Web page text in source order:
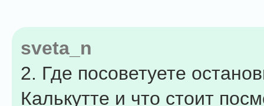
sveta_n
2. Где посоветуете
Калькутте и что стоит